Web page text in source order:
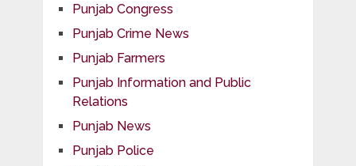
Punjab Congress
Punjab Crime News
Punjab Farmers
Punjab Information and Public
Relations
Punjab News
Punjab Police